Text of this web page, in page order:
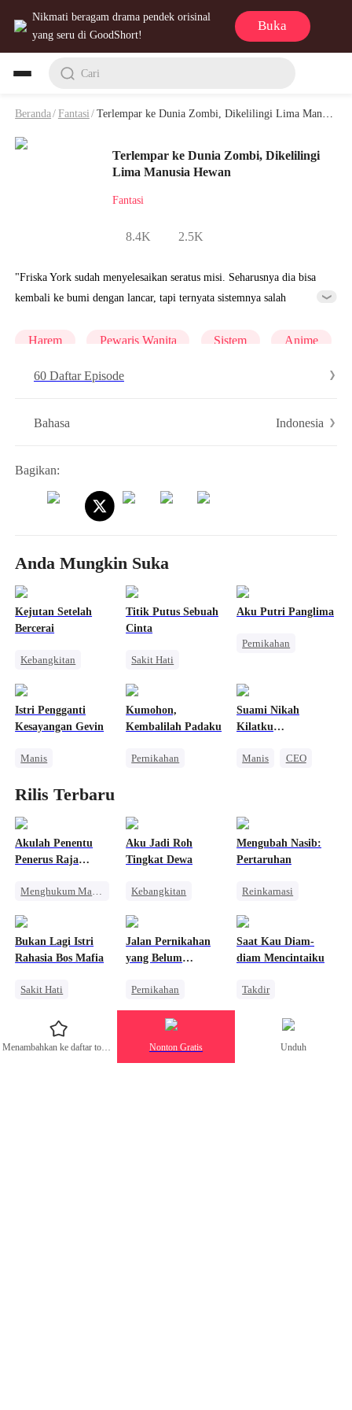
Nikmati beragam drama pendek orisinal
yang seru di GoodShort!
Buka
Cari
Beranda /Fantasi /Terlempar ke Dunia Zombi, Dikelilingi Lima Manusia Hewan Playlet & Video
Terlempar ke Dunia Zombi, Dikelilingi
Lima Manusia Hewan
Fantasi
8.4K 2.5K
"Friska York sudah menyelesaikan seratus misi. Seharusnya dia bisa
kembali ke bumi dengan lancar, tapi ternyata sistemnya salah
Di dunia ini, para cowok bisa berubah jadi manusia hewan, tapi
menenangkan mereka. Sebagai putri bungsu duke wilayah utara,
luar biasa. Tapi karena sifatnya..."
Harem Pewaris Wanita Sistem Anime
60 Daftar Episode
Bahasa Indonesia
Bagikan:
Anda Mungkin Suka
Kejutan Setelah
Bercerai
Kebangkitan
Balas Dendam
Titik Putus Sebuah
Cinta
Sakit Hati
Mengejar Istri
Aku Putri Panglima
Pernikahan
Pewaris Wanita
Pengkhianatan
Istri Pengganti
Kesayangan Gevin
Manis
CEO
Kumohon,
Kembalilah Padaku
Pernikahan
Kebangkitan
Pewaris Wanita
Suami Nikah
Kilatku
Manis
CEO
Rilis Terbaru
Akulah Penentu
Penerus Raja
Pewaris Wanita
Aku Jadi Roh
Tingkat Dewa
Kebangkitan
Pembalasan
Mengubah Nasib:
Pertaruhan
Reinkarnasi
Menghukum Mantan Jahat
Bukan Lagi Istri
Rahasia Bos Mafia
Sakit Hati
Wanita Kuat
Menghukum Mantan Jahat
Jalan Pernikahan
yang Belum
Pernikahan
CLBK
Wanita Kuat
Perceraian
Saat Kau Diam-
diam Mencintaiku
Takdir
Pewaris Wanita
Menambahkan ke daftar tontonan Nonton Gratis Unduh